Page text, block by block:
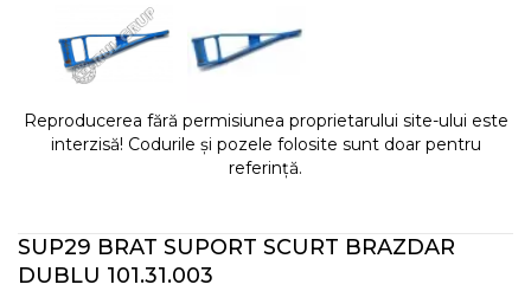
Reproducerea fără permisiunea proprietarului site-ului este
interzisă! Codurile și pozele folosite sunt doar pentru
referință.
SUP29 BRAT SUPORT SCURT BRAZDAR
DUBLU 101.31.003